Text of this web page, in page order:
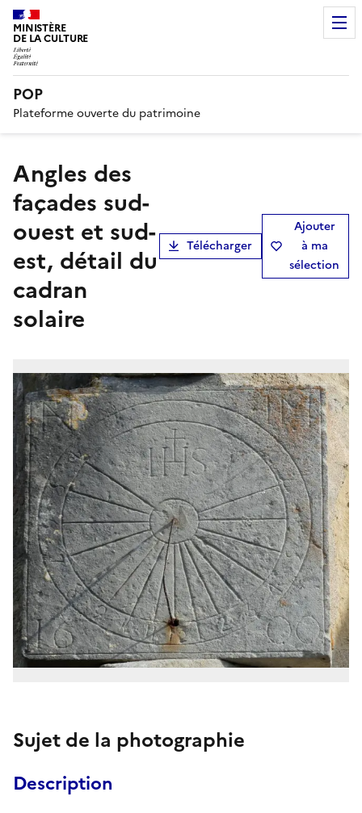
MINISTÈRE
DE LA CULTURE
POP
Plateforme ouverte du patrimoine
angles des
façades sud-
ouest et sud-
est, détail du
cadran
solaire
Télécharger
Ajouter
à ma
sélection
Sujet de la photographie
Description